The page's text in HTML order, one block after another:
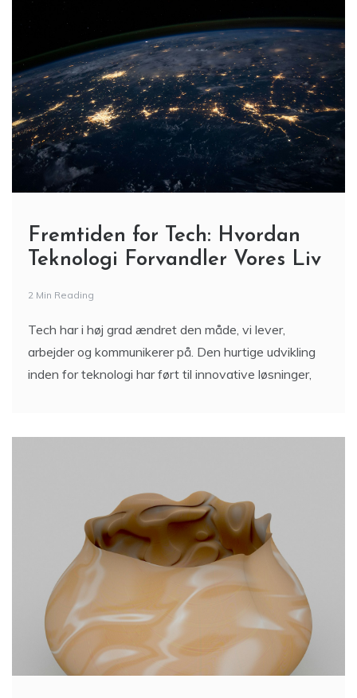
Fremtiden for Tech: Hvordan
Teknologi Forvandler Vores Liv
2 Min Reading
Tech har i høj grad ændret den måde, vi lever,
arbejder og kommunikerer på. Den hurtige udvikling
inden for teknologi har ført til innovative løsninger,